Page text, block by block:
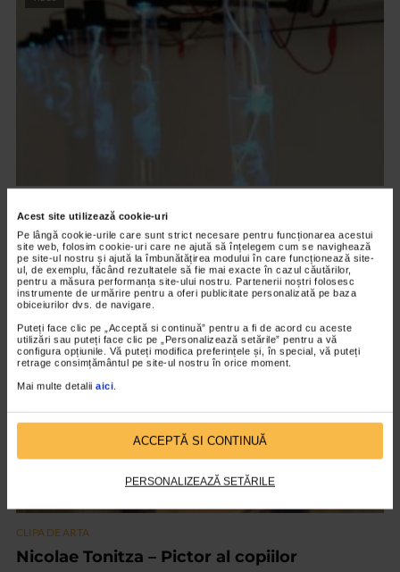
Acest site utilizează cookie-uri
Pe lângă cookie-urile care sunt strict necesare pentru funcționarea acestui
site web, folosim cookie-uri care ne ajută să înțelegem cum se navighează
pe site-ul nostru și ajută la îmbunătățirea modului în care funcționează site-
ul, de exemplu, făcând rezultatele să fie mai exacte în cazul căutărilor,
pentru a măsura performanța site-ului nostru. Partenerii noștri folosesc
instrumente de urmărire pentru a oferi publicitate personalizată pe baza
obiceiurilor dvs. de navigare.
Puteți face clic pe „Acceptă si continuă” pentru a fi de acord cu aceste
utilizări sau puteți face clic pe „Personalizează setările” pentru a vă
configura opțiunile. Vă puteți modifica preferințele și, în special, vă puteți
retrage consimțământul pe site-ul nostru în orice moment.
Mai multe detalii aici
ACCEPTĂ SI CONTINUĂ
PERSONALIZEAZĂ SETĂRILE
ARTS and ARTISTS. Floriama Cândea –
„Invisible Garden #2”
123 vizualizari
VIDEO
CLIPA DE ARTA
Nicolae Tonitza – Pictor al copiilor